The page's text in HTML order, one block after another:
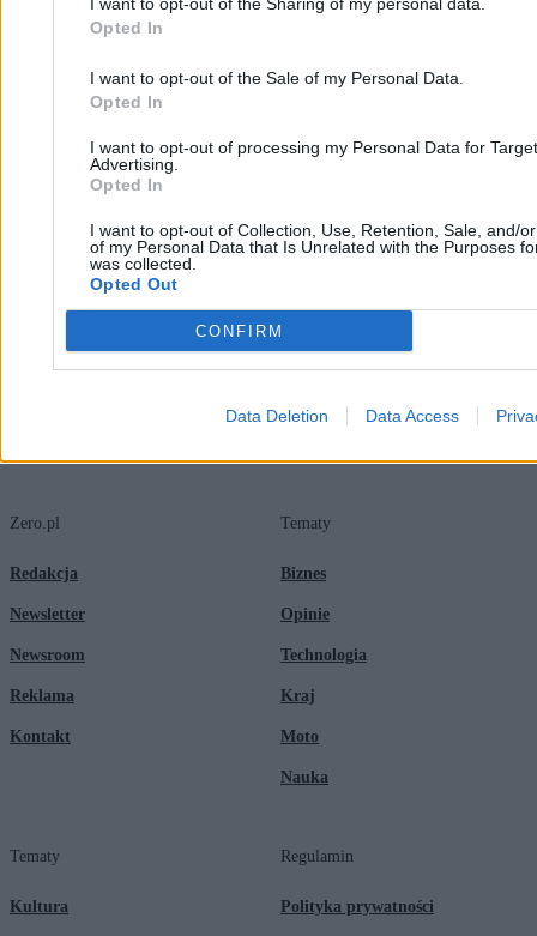
Opted In
I want to opt-out of the Sale of my Personal Data.
Opted In
I want to opt-out of processing my Personal Data for
Advertising.
Opted In
I want to opt-out of Collection, Use, Retention, Sale, and/
of my Personal Data that Is Unrelated with the Purposes
was collected.
Opted Out
CONFIRM
Data Deletion Data Access
Żurnalista z kolejnymi kłopotami. Jego
25.03.2026
Najpopularniejsze
Koniec z „czarną listą” za zapytania kredytowe. Zmiana zasad gry
dla klientów banków
Zero.pl
Redakcja
Newsletter
Newsroom
Reklama
Kontakt
Tematy
Biznes
Opinie
Technologia
Kraj
Moto
Nauka
Tematy
Kultura
Regulamin
Polityka prywatności